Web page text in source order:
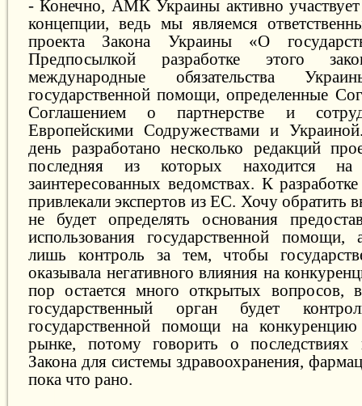
- Конечно, АМК Украины активно участвует
концепции, ведь мы являемся
проекта Закона Украины «О
Предпосылкой разработке этого
международные обязательства
государственной помощи, определенные
Соглашением о партнерстве и
Европейскими Содружествами и
день разработано несколько редакций
последняя из которых находится на
заинтересованных ведомствах. К
привлекали экспертов из ЕС. Хочу обратить
не будет определять основания
использования государственной помощи,
лишь контроль за тем, чтобы
оказывала негативного влияния на
пор остается много открытых вопросов,
государственный орган будет
государственной помощи на
рынке, потому говорить о последствиях
Закона для системы здравоохранения,
пока что рано.